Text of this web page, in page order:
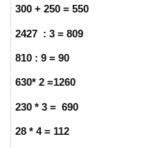
300 + 250 = 550
2427 : 3 = 809
810 : 9 = 90
630* 2 =1260
230 * 3 = 690
28 * 4 = 112